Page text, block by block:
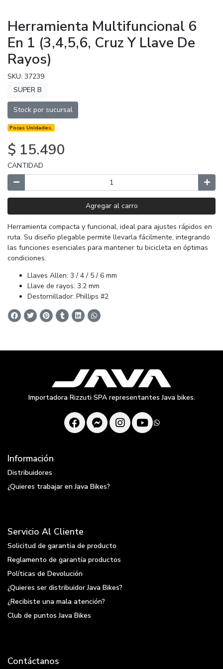
Herramienta Multifuncional 6
En 1 (3,4,5,6, Cruz Y Llave De
Rayos)
SKU: 37239
SUPER B
Stock por sucursal
Pocas Unidades.
$ 15.490
CANTIDAD
Agregar al carro
Herramienta compacta y funcional, ideal para ajustes rápidos en
ruta. Su diseño plegable permite llevarla fácilmente, integrando
las funciones esenciales para mantener tu bicicleta en óptimas
condiciones.
Llaves Allen: 3 / 4 / 5 / 6 mm
Llave de rayos: 3.2 mm
Destornillador: Phillips #2
Importadora Rizzuti SPA representantes Java bikes.
Información
Distribuidores
¿Quieres trabajar en Java Bikes?
Servicio Al Cliente
Solicitud de garantia de producto
Reglamento de garantía productos
Políticas de Devolución
¿Quieres ser distribuidor Java Bikes?
¿Recibiste una mala atención?
Club de puntos Java Bikes
Contáctanos